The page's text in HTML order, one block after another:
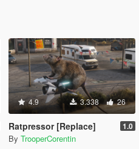
4.9 3.338 26
Ratpressor [Replace] 1.0
By TrooperCorentin